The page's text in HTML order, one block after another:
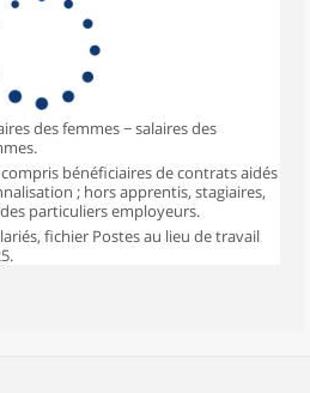
des femmes − salaires des
bénéficiaires de contrats aidés
; hors apprentis, stagiaires,
particuliers employeurs.
fichier Postes au lieu de travail